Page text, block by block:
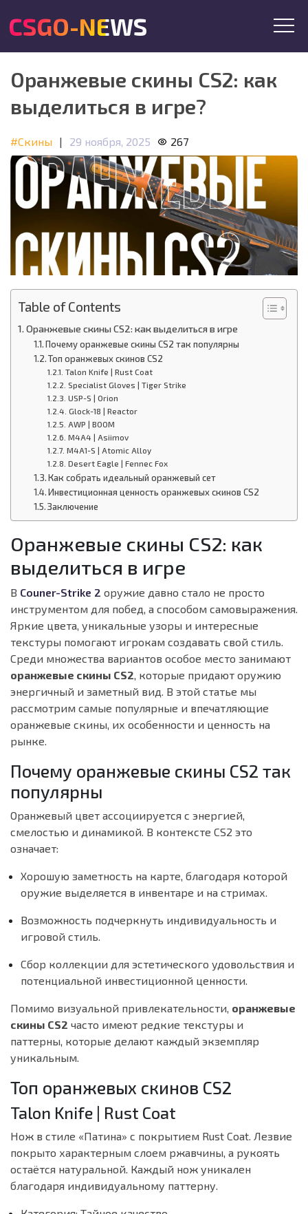
CSGO-NEWS
Оранжевые скины CS2: как
выделиться в игре?
#Скины | 29 ноября, 2025 267
Table of Contents
Оранжевые скины CS2: как выделиться в игре
Почему оранжевые скины CS2 так популярны
Топ оранжевых скинов CS2
Talon Knife | Rust Coat
Specialist Gloves | Tiger Strike
USP-S | Orion
Glock-18 | Reactor
AWP | BOOM
M4A4 | Asiimov
M4A1-S | Atomic Alloy
Desert Eagle | Fennec Fox
Как собрать идеальный оранжевый сет
Инвестиционная ценность оранжевых скинов CS2
Заключение
Оранжевые скины CS2: как
выделиться в игре
В Couner-Strike 2 оружие давно стало не просто
инструментом для побед, а способом самовыражения.
Яркие цвета, уникальные узоры и интересные
текстуры помогают игрокам создавать свой стиль.
Среди множества вариантов особое место занимают
оранжевые скины CS2, которые придают оружию
энергичный и заметный вид. В этой статье мы
рассмотрим самые популярные и впечатляющие
оранжевые скины, их особенности и ценность на
рынке.
Почему оранжевые скины CS2 так
популярны
Оранжевый цвет ассоциируется с энергией,
смелостью и динамикой. В контексте CS2 это
означает:
Хорошую заметность на карте, благодаря которой
оружие выделяется в инвентаре и на стримах.
Возможность подчеркнуть индивидуальность и
игровой стиль.
Сбор коллекции для эстетического удовольствия и
потенциальной инвестиционной ценности.
Помимо визуальной привлекательности, оранжевые
скины CS2 часто имеют редкие текстуры и
паттерны, которые делают каждый экземпляр
уникальным.
Топ оранжевых скинов CS2
Talon Knife | Rust Coat
Нож в стиле «Патина» с покрытием Rust Coat. Лезвие
покрыто характерным слоем ржавчины, а рукоять
остаётся натуральной. Каждый нож уникален
благодаря индивидуальному паттерну.